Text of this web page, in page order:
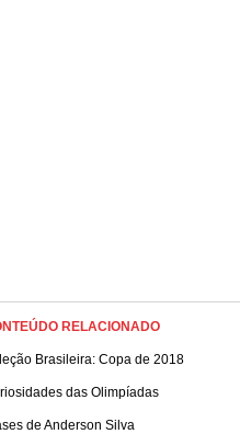
amigos e familiares
RELACIONADO
Brasileira: Copa de 2018
das Olimpíadas
de Anderson Silva